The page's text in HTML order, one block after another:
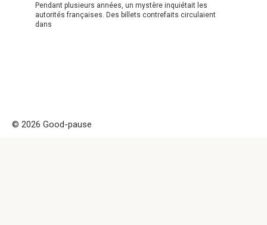
Pendant plusieurs années, un mystère inquiétait les
autorités françaises. Des billets contrefaits circulaient
dans
© 2026 Good-pause